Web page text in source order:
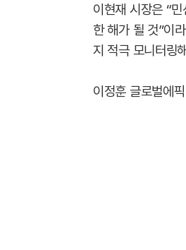
이현재 시장은 “
한 해가 될 것”이
지 적극 모니터링
이정훈 글로벌에